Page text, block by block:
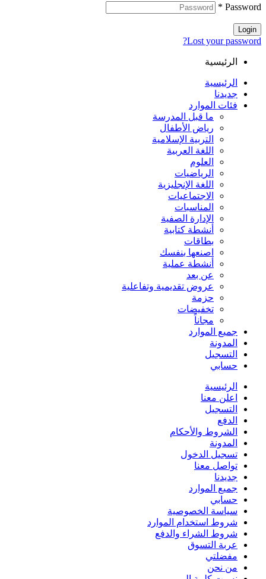
Password
*
Login
Lost your password?
الرئيسية
الرئيسية
جديدنا
فئات الموارد
ما قبل المدرسة
رياض الأطفال
التربية الإسلامية
اللغة العربية
العلوم
الرياضيات
اللغة الإنجليزية
الاجتماعيات
المناسبات
الإدارة الصفية
أنشطة كتابية
بطاقات
اصنعها بنفسك
أنشطة عملية
عن بعد
عروض تقديمية وتفاعلية
حزمة
تخفيضات
مجاناً
جميع الموارد
المدونة
التسجيل
حسابي
الرئيسية
اعلن معنا
التسجيل
الدفع
الشروط والأحكام
المدونة
تسجيل الدخول
تواصل معنا
جديدنا
جميع الموارد
حسابي
سياسة الخصوصية
شروط استخدام الموارد
شروط الشراء والدفع
عربة التسوق
مفضلتي
من نحن